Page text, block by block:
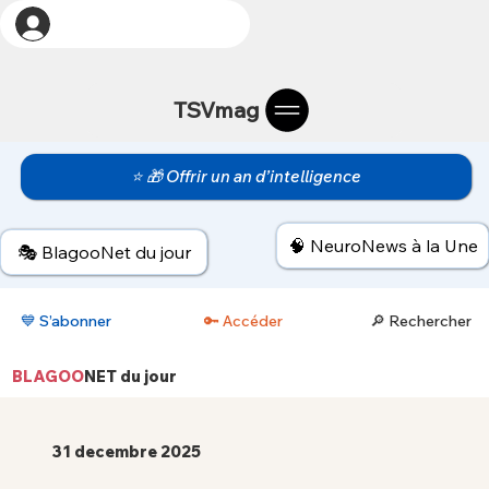
TSVmag
💙 S’abonner 🔑 Accéder 🔎 Rechercher
🎭 BlagooNet du jour
⭐ 🎁 Offrir un an d’intelligence
🧠 NeuroNews à la Une
BLAGOONETdu jour
31 decembre 2025